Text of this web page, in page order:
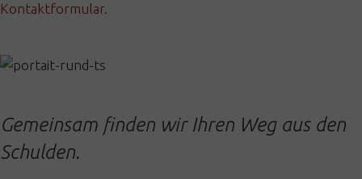
Kontaktformular.
Gemeinsam finden wir Ihren Weg aus den
Schulden.